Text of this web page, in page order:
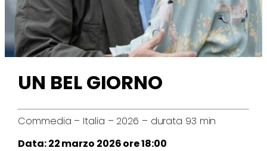
UN BEL GIORNO
Commedia – Italia – 2026 – durata 93 min
Data: 22 marzo 2026 ore 18:00